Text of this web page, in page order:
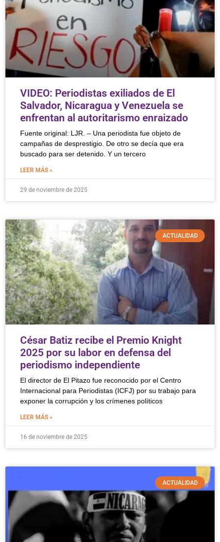
VIDEO: Periodistas exiliados de El
Salvador, Nicaragua y Venezuela se
enfrentan al autoritarismo enraizado
Fuente original: LJR. – Una periodista fue objeto de
campañas de desprestigio. De otro se decía que era
buscado para ser detenido. Y un tercero
LEER MÁS »
29 de noviembre de 2025
ACTUALIDAD
César Batiz recibe el Premio Knight
2025 por su labor en defensa del
periodismo independiente
El director de El Pitazo fue reconocido por el Centro
Internacional para Periodistas (ICFJ) por su trabajo para
exponer la corrupción y los crímenes políticos
LEER MÁS »
16 de noviembre de 2025
ACTUALIDAD